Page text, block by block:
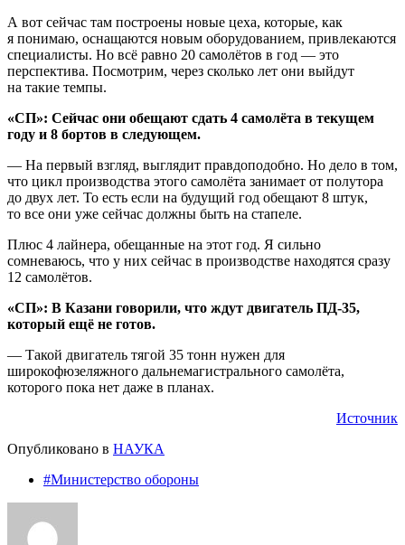
А вот сейчас там построены новые цеха, которые, как
я понимаю, оснащаются новым оборудованием, привлекаются
специалисты. Но всё равно 20 самолётов в год — это
перспектива. Посмотрим, через сколько лет они выйдут
на такие темпы.
«СП»: Сейчас они обещают сдать 4 самолёта в текущем
году и 8 бортов в следующем.
— На первый взгляд, выглядит правдоподобно. Но дело в том,
что цикл производства этого самолёта занимает от полутора
до двух лет. То есть если на будущий год обещают 8 штук,
то все они уже сейчас должны быть на стапеле.
Плюс 4 лайнера, обещанные на этот год. Я сильно
сомневаюсь, что у них сейчас в производстве находятся сразу
12 самолётов.
«СП»: В Казани говорили, что ждут двигатель ПД-35,
который ещё не готов.
— Такой двигатель тягой 35 тонн нужен для
широкофюзеляжного дальнемагистрального самолёта,
которого пока нет даже в планах.
Источник
Опубликовано в НАУКА
#Министерство обороны